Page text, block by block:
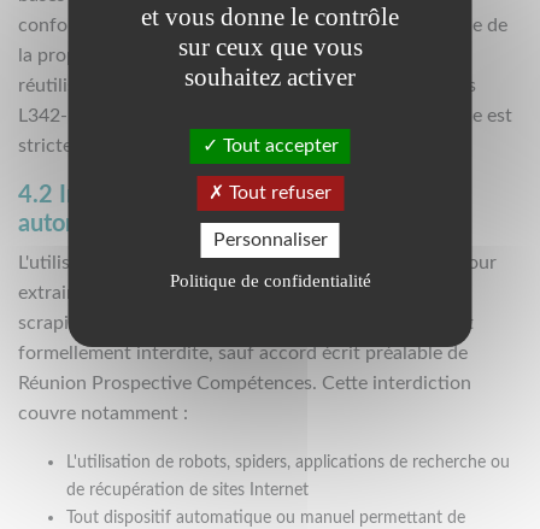
conformément aux articles L341-1 et suivants du Code de
la propriété intellectuelle. Toute extraction et/ou
réutilisation de la base de données au sens des articles
L342-1 et L342-2 du Code de la propriété intellectuelle est
strictement interdite.
4.2 Interdiction des pratiques d'extraction
automatisée
L'utilisation de systèmes automatisés ou de logiciels pour
extraire des données du Site (web scraping, screen
scraping, data mining ou toute technique similaire) est
formellement interdite, sauf accord écrit préalable de
Réunion Prospective Compétences. Cette interdiction
couvre notamment :
L'utilisation de robots, spiders, applications de recherche ou
de récupération de sites Internet
Tout dispositif automatique ou manuel permettant de
et vous donne le contrôle
sur ceux que vous
souhaitez activer
Tout accepter
Tout refuser
Personnaliser
Politique de confidentialité